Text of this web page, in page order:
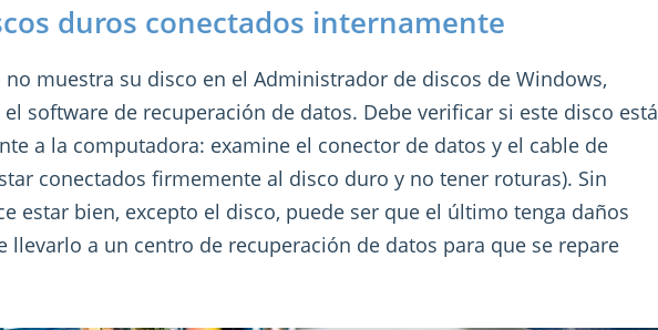
duros conectados internamente
muestra su disco en el Administrador de discos de Windows,
software de recuperación de datos. Debe verificar si este disco está
a la computadora: examine el conector de datos y el cable de
conectados firmemente al disco duro y no tener roturas). Sin
estar bien, excepto el disco, puede ser que el último tenga daños
llevarlo a un centro de recuperación de datos para que se repare